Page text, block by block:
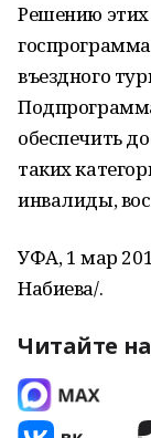
Решению этих
въездного
обеспечить
таких
инвалиды,
УФА, 1 мар
Набиева/.
Читайте